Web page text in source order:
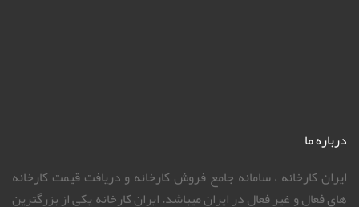
درباره ما
ایران کارخانه ، سامانه جامع فروش کارخانه و دریافت قیمت کارخانه
های فعال و غیر فعال در ایران میباشد. ایران کارخانه یکی از بزرگترین